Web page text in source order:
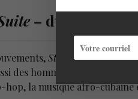
– du swing à
Street Beat Suite
des hommages à des
la musique afro-cubaine